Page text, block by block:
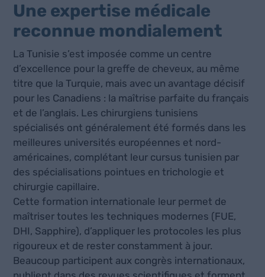
Une expertise médicale
reconnue mondialement
La Tunisie s’est imposée comme un centre
d’excellence pour la greffe de cheveux, au même
titre que la Turquie, mais avec un avantage décisif
pour les Canadiens : la maîtrise parfaite du français
et de l’anglais. Les chirurgiens tunisiens
spécialisés ont généralement été formés dans les
meilleures universités européennes et nord-
américaines, complétant leur cursus tunisien par
des spécialisations pointues en trichologie et
chirurgie capillaire.
Cette formation internationale leur permet de
maîtriser toutes les techniques modernes (FUE,
DHI, Sapphire), d’appliquer les protocoles les plus
rigoureux et de rester constamment à jour.
Beaucoup participent aux congrès internationaux,